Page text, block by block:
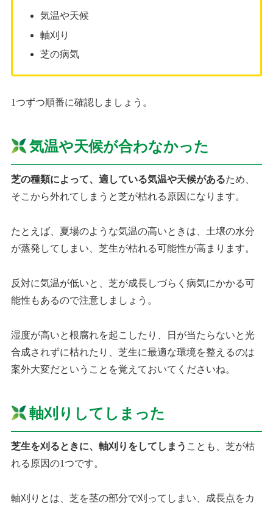
気温や天候
軸刈り
芝の病気
1つずつ順番に確認しましょう。
気温や天候が合わなかった
芝の種類によって、適している気温や天候があるため、
そこから外れてしまうと芝が枯れる原因になります。
たとえば、夏場のような気温の高いときは、土壌の水分
が蒸発してしまい、芝生が枯れる可能性が高まります。
反対に気温が低いと、芝が成長しづらく病気にかかる可
能性もあるので注意しましょう。
湿度が高いと根腐れを起こしたり、日が当たらないと光
合成されずに枯れたり、芝生に最適な環境を整えるのは
案外大変だということを覚えておいてくださいね。
軸刈りしてしまった
芝生を刈るときに、軸刈りをしてしまう ことも、芝が枯
れる原因の1つです。
軸刈りとは、芝を茎の部分で刈ってしまい、成長点をカ